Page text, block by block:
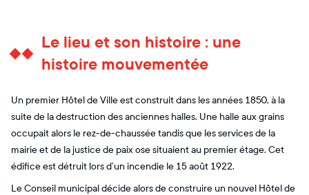
Le lieu et son histoire : une
histoire mouvementée
Un premier Hôtel de Ville est construit dans les années 1850, à la
suite de la destruction des anciennes halles. Une halle aux grains
occupait alors le rez-de-chaussée tandis que les services de la
mairie et de la justice de paix ose situaient au premier étage. Cet
édifice est détruit lors d’un incendie le 15 août 1922.
Le Conseil municipal décide alors de construire un nouvel Hôtel de